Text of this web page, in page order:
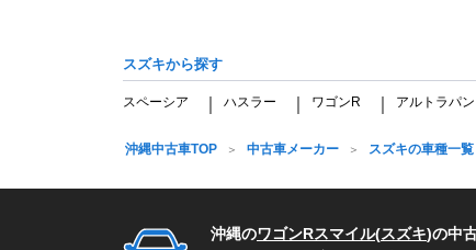
スズキから探す
スペーシア ハスラー ワゴンR アルトラパン
沖縄中古車TOP 中古車メーカー スズキの車種一覧
沖縄のワゴンRスマイル(スズキ)の中